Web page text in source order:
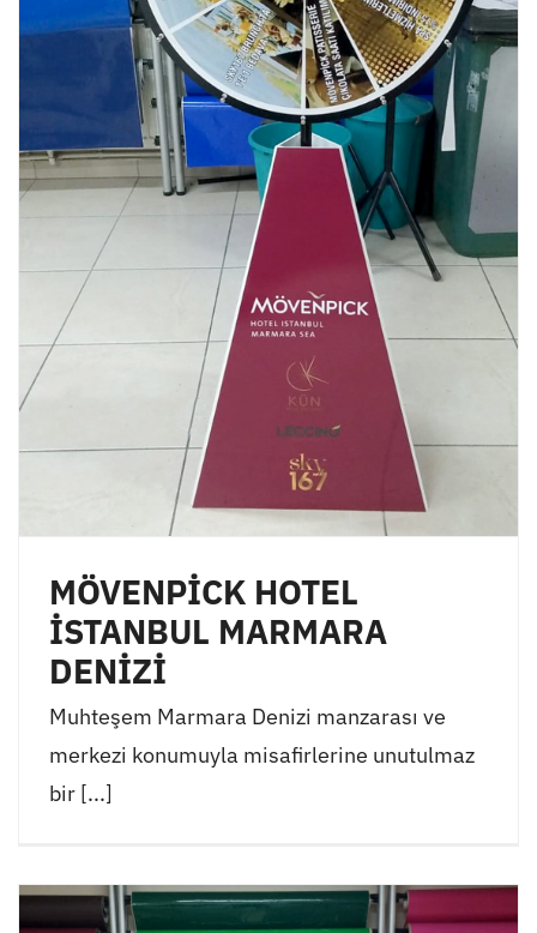
MÖVENPİCK HOTEL
İSTANBUL MARMARA
DENİZİ
Muhteşem Marmara Denizi manzarası ve
merkezi konumuyla misafirlerine unutulmaz
bir [...]